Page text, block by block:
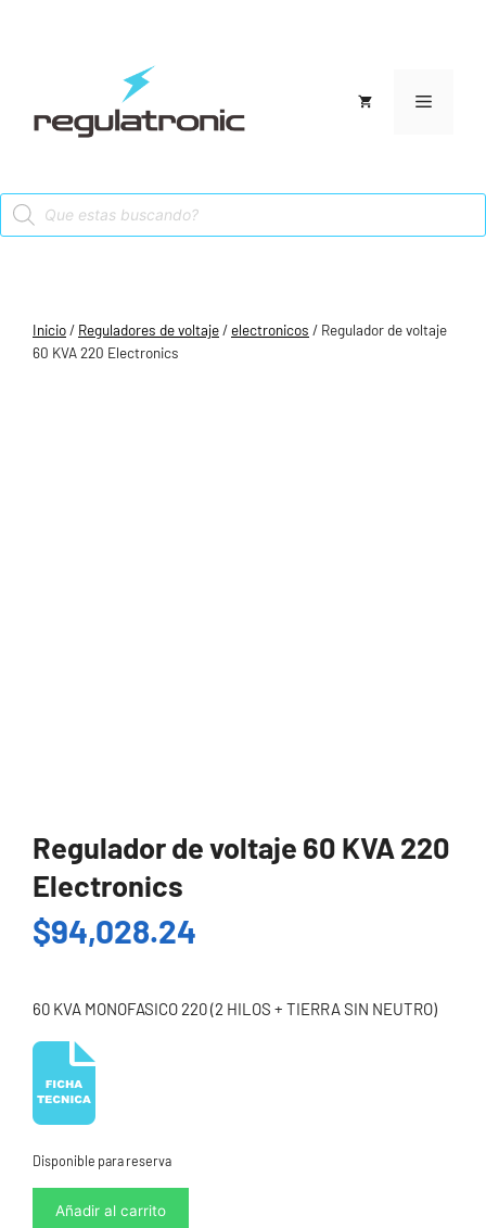
Menú
Products
search
Inicio/ Reguladores de voltaje/electronicos / Regulador de voltaje
60 KVA 220 Electronics
Regulador de voltaje 60 KVA 220
Electronics
$94,028.24
60 KVA MONOFASICO 220 (2 HILOS + TIERRA SIN NEUTRO)
Disponible para reserva
Añadir al carrito